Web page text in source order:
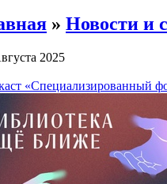
» Новости и
2025
«Специализированный